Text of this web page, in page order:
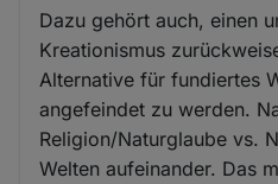
Dazu gehört auch, einen
Kreationismus
Alternative für fundiertes
angefeindet zu werden.
Religion/Naturglaube vs.
Welten aufeinander. Das